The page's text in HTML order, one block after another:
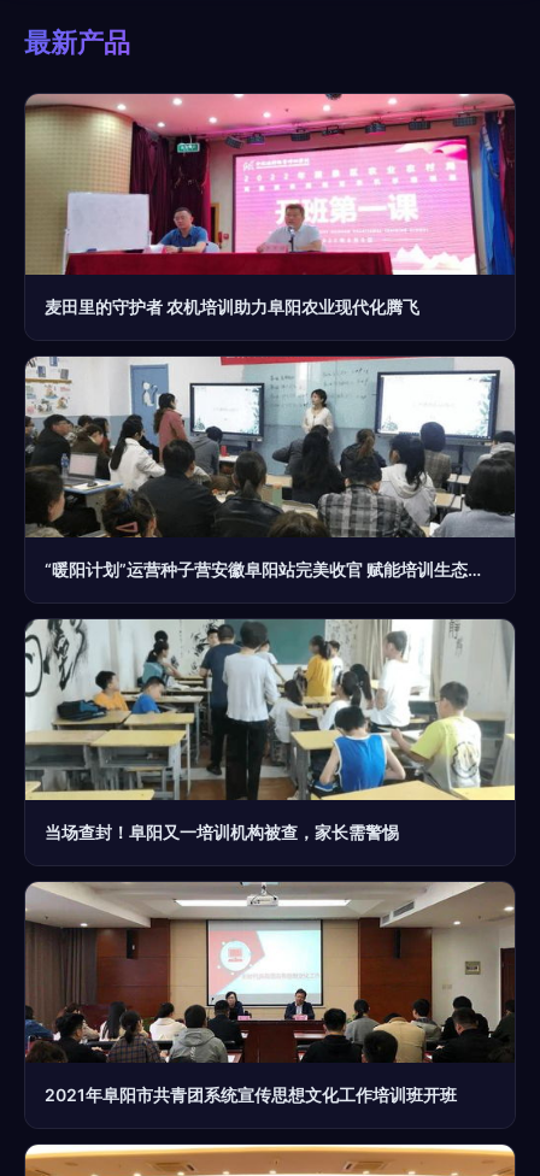
最新产品
麦田里的守护者 农机培训助力阜阳农业现代化腾飞
“暖阳计划”运营种子营安徽阜阳站完美收官 赋能培训生态，阜阳再启新程
当场查封！阜阳又一培训机构被查，家长需警惕
2021年阜阳市共青团系统宣传思想文化工作培训班开班